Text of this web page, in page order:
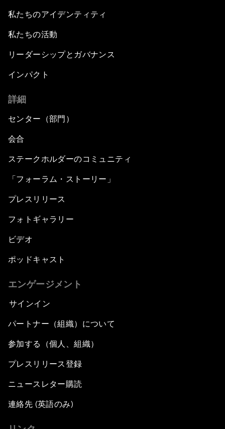
私たちのアイデンティティ
私たちの活動
リーダーシップとガバナンス
インパクト
詳細
センター（部門）
会合
ステークホルダーのコミュニティ
「フォーラム・ストーリー」
プレスリリース
フォトギャラリー
ビデオ
ポッドキャスト
エンゲージメント
サインイン
パートナー（組織）について
参加する（個人、組織）
プレスリリース登録
ニュースレター購読
連絡先 (英語のみ)